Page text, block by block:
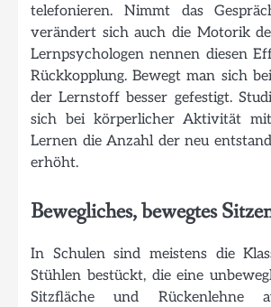
telefonieren. Nimmt das
verändert sich auch die Motorik
Lernpsychologen nennen diesen
Rückkopplung. Bewegt man sich
der Lernstoff besser gefestigt.
sich bei körperlicher Aktivität mit
Lernen die Anzahl der neu
erhöht.
Bewegliches, bewegtes
In Schulen sind meistens die
Stühlen bestückt, die eine
Sitzfläche und Rückenlehne